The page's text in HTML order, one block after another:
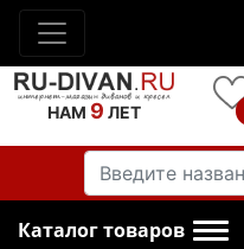
НАМ 9 ЛЕТ
Каталог товаров